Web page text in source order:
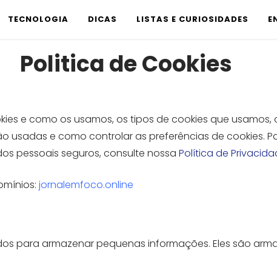
TECNOLOGIA DICAS LISTAS E CURIOSIDADES
Politica de Cookies
e como os usamos, os tipos de cookies que
usadas e como controlar as preferências de cookies.
pessoais seguros, consulte nossa Política de
jornalemfoco.online
​​para armazenar pequenas informações. Eles são